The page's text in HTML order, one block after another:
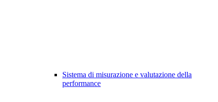
Sistema di misurazione e valutazione della
performance